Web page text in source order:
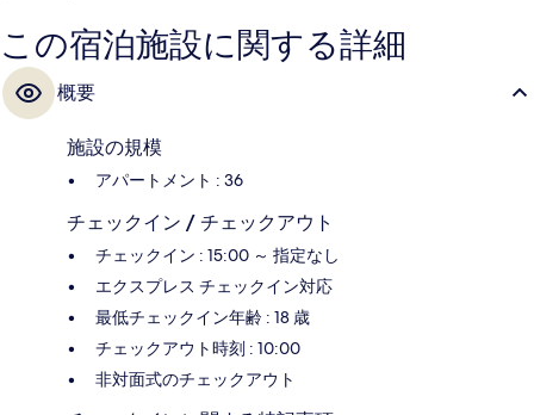
この宿泊施設に関する詳細
概要
施設の規模
アパートメント : 36
チェックイン / チェックアウト
チェックイン : 15:00 ～ 指定なし
エクスプレス チェックイン対応
最低チェックイン年齢 : 18 歳
チェックアウト時刻 : 10:00
非対面式のチェックアウト